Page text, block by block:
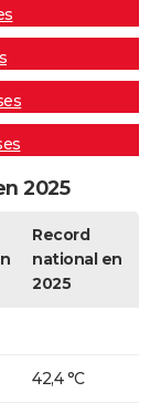
2025
Record
national en
2025
42,4 °C